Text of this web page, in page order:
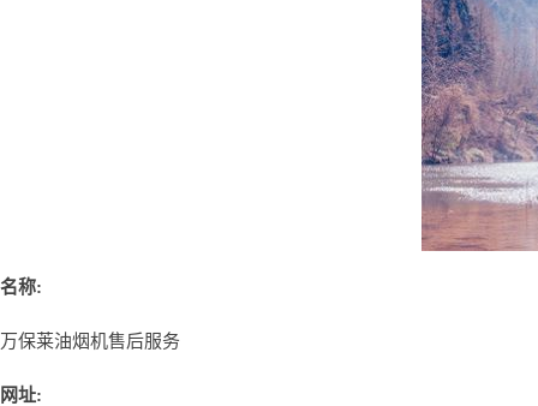
名称:
万保莱油烟机售后服务
网址: